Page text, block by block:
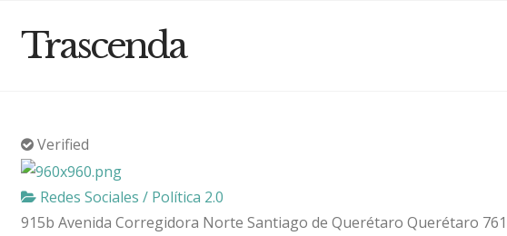
Trascenda
Verified
Redes Sociales / Política 2.0
915b Avenida Corregidora Norte Santiago de Querétaro Querétaro